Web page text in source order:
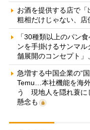
お酒を提供する店で
粗相だけじゃない、店
「30種類以上のパン
ンを手掛けるサンマ
舗展開のコンセプト
急増する中国企業の“
Temu…本社機能を海
う 現地人を隠れ蓑に
懸念も